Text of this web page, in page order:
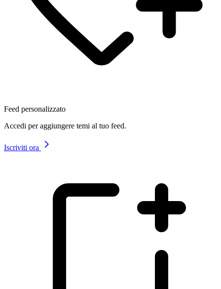
Feed personalizzato
Accedi per aggiungere temi al tuo feed.
Iscriviti ora